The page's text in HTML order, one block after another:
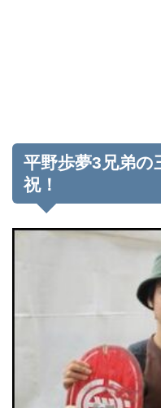
平野歩夢3兄弟の
祝！